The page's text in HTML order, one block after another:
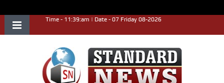
Time - 11:39:am | Date - 07 Friday 08-2026